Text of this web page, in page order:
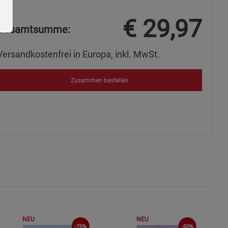
€ 29,97
in Europa, inkl. MwSt.
Zusammen bestellen
NEU NEU